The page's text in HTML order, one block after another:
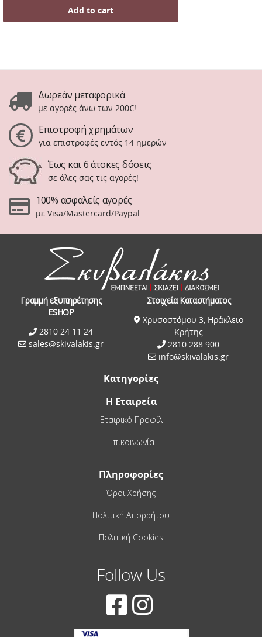
Add to cart
Δωρεάν μεταφορικά
με αγορές άνω των 200€!
Επιστροφή χρημάτων
για επιστροφές εντός 14 ημερών
Έως και 6 άτοκες δόσεις
σε όλες σας τις αγορές!
100% ασφαλείς αγορές
με Visa/Mastercard/Paypal
Γραμμή εξυπηρέτησης
ESHOP
2810 24 11 24
sales@skivalakis.gr
Στοιχεία Καταστήματος
Χρυσοστόμου 3, Ηράκλειο
Κρήτης
2810 288 900
info@skivalakis.gr
Κατηγορίες
Η Εταιρεία
Εταιρικό Προφίλ
Επικοινωνία
Πληροφορίες
Όροι Χρήσης
Πολιτική Απορρήτου
Πολιτική Cookies
Follow Us